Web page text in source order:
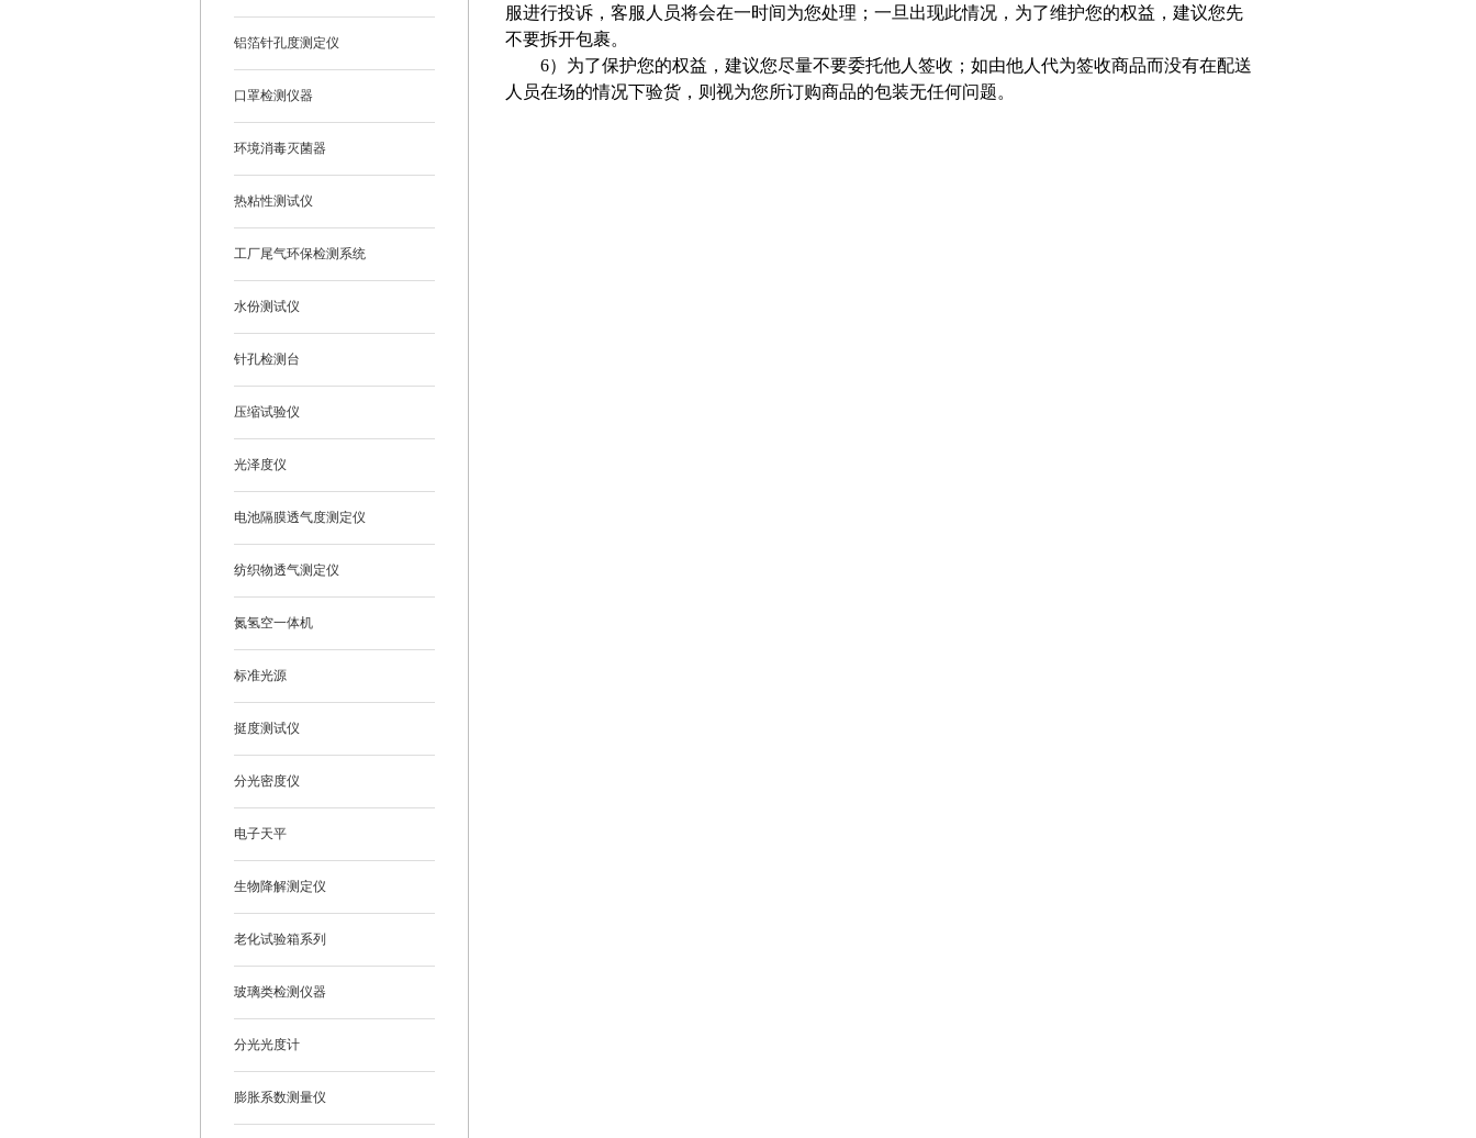
铝箔针孔度测定仪
口罩检测仪器
环境消毒灭菌器
热粘性测试仪
工厂尾气环保检测系统
水份测试仪
针孔检测台
压缩试验仪
光泽度仪
电池隔膜透气度测定仪
纺织物透气测定仪
氮氢空一体机
标准光源
挺度测试仪
分光密度仪
电子天平
生物降解测定仪
老化试验箱系列
玻璃类检测仪器
分光光度计
膨胀系数测量仪
服进行投诉，客服人员将会在一时间为您处理；一旦出现此情况，为了维护您的权益，建议您先
不要拆开包裹。
6）为了保护您的权益，建议您尽量不要委托他人签收；如由他人代为签收商品而没有在配送
人员在场的情况下验货，则视为您所订购商品的包装无任何问题。